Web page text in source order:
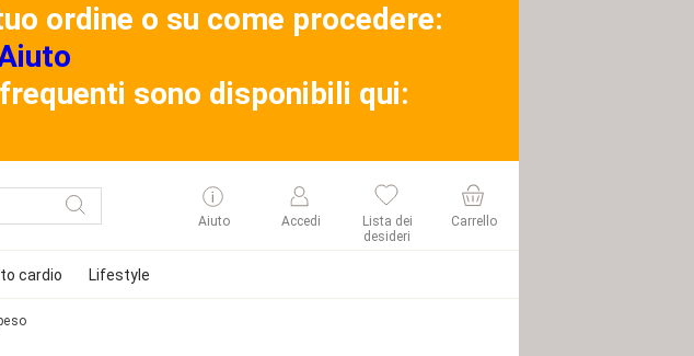
ordine o su come procedere:
sono disponibili qui:
Aiuto Accedi
Lista dei
desideri
Carrello
cardio Lifestyle